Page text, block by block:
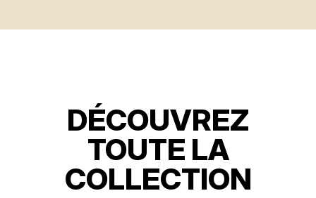
DÉCOUVREZ
TOUTE LA
COLLECTION